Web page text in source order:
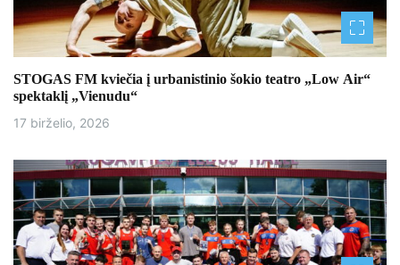
STOGAS FM kviečia į urbanistinio šokio teatro „Low Air“
spektaklį „Vienudu“
17 birželio, 2026